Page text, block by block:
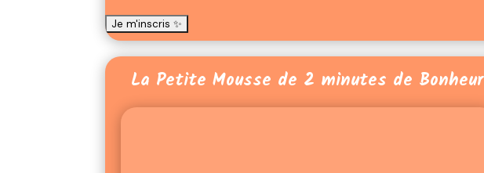
La Petite Mousse de 2 minutes de Bonheur